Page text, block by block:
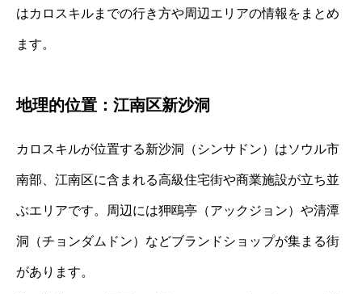
はカロスキルまでの行き方や周辺エリアの情報をまとめ
ます。
地理的位置：江南区新沙洞
カロスキルが位置する新沙洞（シンサドン）はソウル市
南部、江南区に含まれる高級住宅街や商業施設が立ち並
ぶエリアです。周辺には狎鴎亭（アックジョン）や清潭
洞（チョンダムドン）などブランドショップが集まる街
があります。